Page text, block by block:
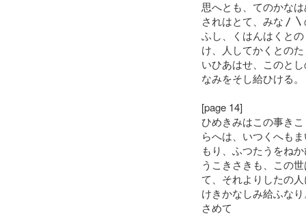
思へとも、てのかな
されはとて、みな〳
ふし、くはんはくと
け、人してかくとの
いひあはせ、このと
なみをそし給ひける。
[page 14]
ひめきみはこの事き
らへは、いつくへも
もり、ふつたうをね
うこきさきも、この
て、それよりしたの
けきかなしみ給ふな
さめて